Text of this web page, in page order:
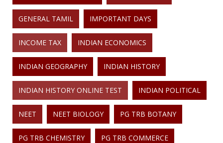
GENERAL TAMIL IMPORTANT DAYS
INCOME TAX INDIAN ECONOMICS
INDIAN GEOGRAPHY INDIAN HISTORY
INDIAN HISTORY ONLINE TEST INDIAN POLITICAL
NEET NEET BIOLOGY PG TRB BOTANY
PG TRB CHEMISTRY PG TRB COMMERCE